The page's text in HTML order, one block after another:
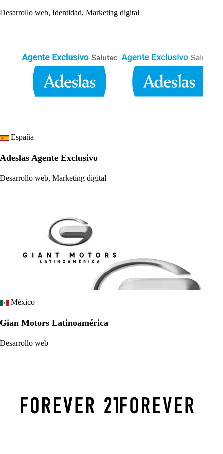
Desarrollo web, Identidad, Marketing digital
España
Adeslas Agente Exclusivo
Desarrollo web, Marketing digital
México
Gian Motors Latinoamérica
Desarrollo web